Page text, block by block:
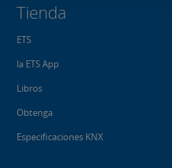
Tienda
ETS
la ETS App
Libros
Obtenga
Especificaciones KNX